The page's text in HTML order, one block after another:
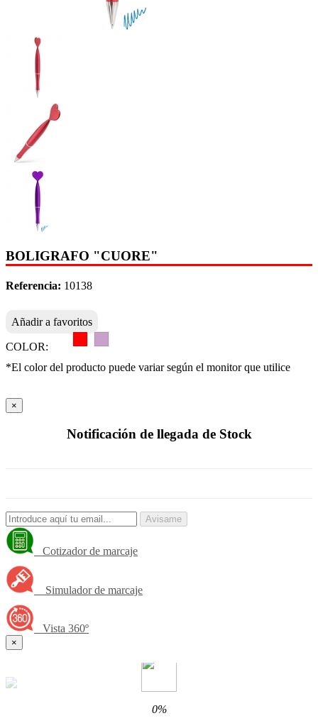
BOLIGRAFO "CUORE"
Referencia: 10138
Añadir a favoritos
COLOR:
*El color del producto puede variar según el monitor que utilice
×
Notificación de llegada de Stock
Avisame
Cotizador de marcaje
Simulador de marcaje
Vista 360º
×